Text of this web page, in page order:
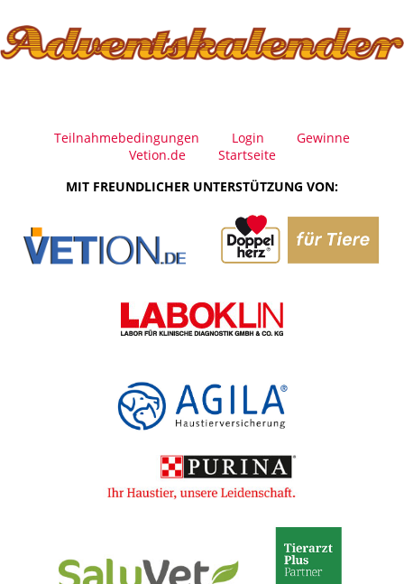
Teilnahmebedingungen Login
Gewinne
Vetion.de
Startseite
MIT FREUNDLICHER UNTERSTÜTZUNG VON: